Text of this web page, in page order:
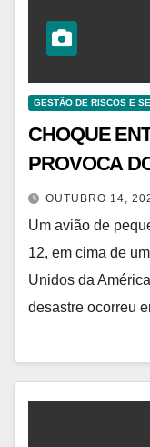
GESTÃO DE RISCOS E
CHOQUE
PROVOCA
OUTUBRO 14,
Um avião de
12, em cima de
Unidos da
desastre ocorreu